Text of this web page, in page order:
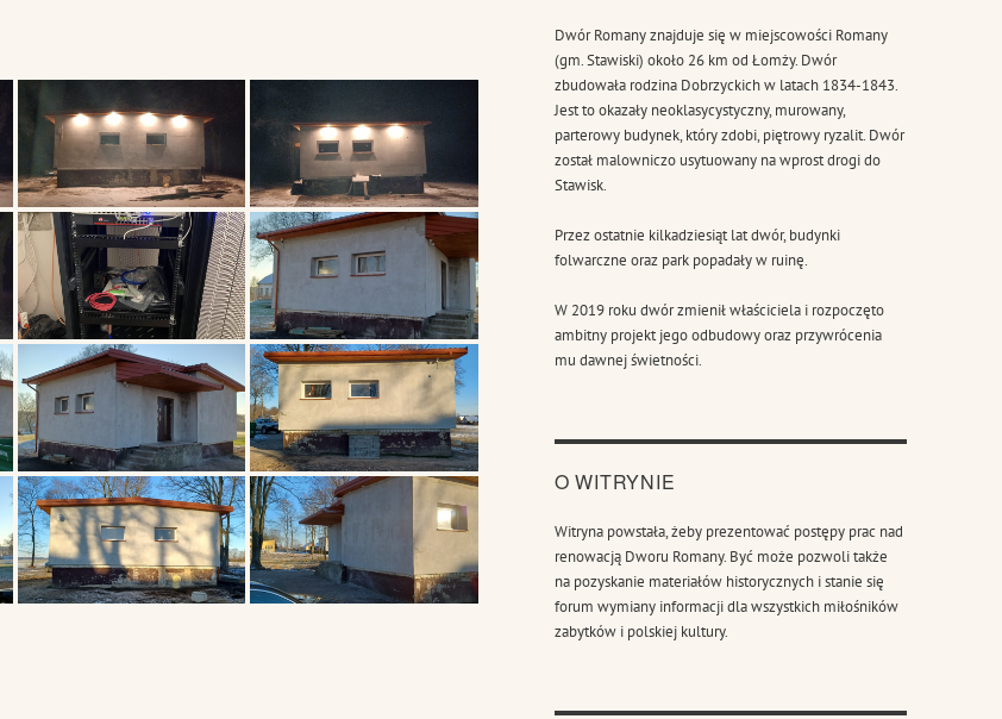
Dwór Romany znajduje się w miejscowości Romany
(gm. Stawiski) około 26 km od Łomży. Dwór
zbudowała rodzina Dobrzyckich w latach 1834-1843.
Jest to okazały neoklasycystyczny, murowany,
parterowy budynek, który zdobi, piętrowy ryzalit. Dwór
został malowniczo usytuowany na wprost drogi do
Stawisk.
Przez ostatnie kilkadziesiąt lat dwór, budynki
folwarczne oraz park popadały w ruinę.
W 2019 roku dwór zmienił właściciela i rozpoczęto
ambitny projekt jego odbudowy oraz przywrócenia
mu dawnej świetności.
O WITRYNIE
Witryna powstała, żeby prezentować postępy prac nad
renowacją Dworu Romany. Być może pozwoli także
na pozyskanie materiałów historycznych i stanie się
forum wymiany informacji dla wszystkich miłośników
zabytków i polskiej kultury.